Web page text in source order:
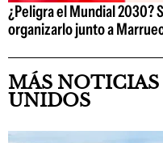
¿Peligra el Mundial 2030?
organizarlo junto a
MÁS NOTICIAS
UNIDOS